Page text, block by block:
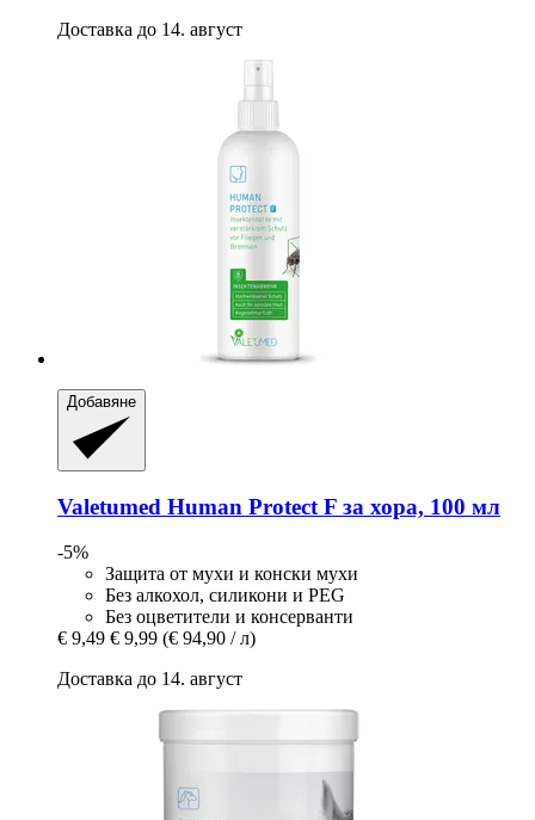
Доставка до 14. август
Добавяне
Valetumed Human Protect F за хора, 100 мл
-5%
Защита от мухи и конски мухи
Без алкохол, силикони и PEG
Без оцветители и консерванти
€ 9,49 € 9,99 (€ 94,90 / л)
Доставка до 14. август